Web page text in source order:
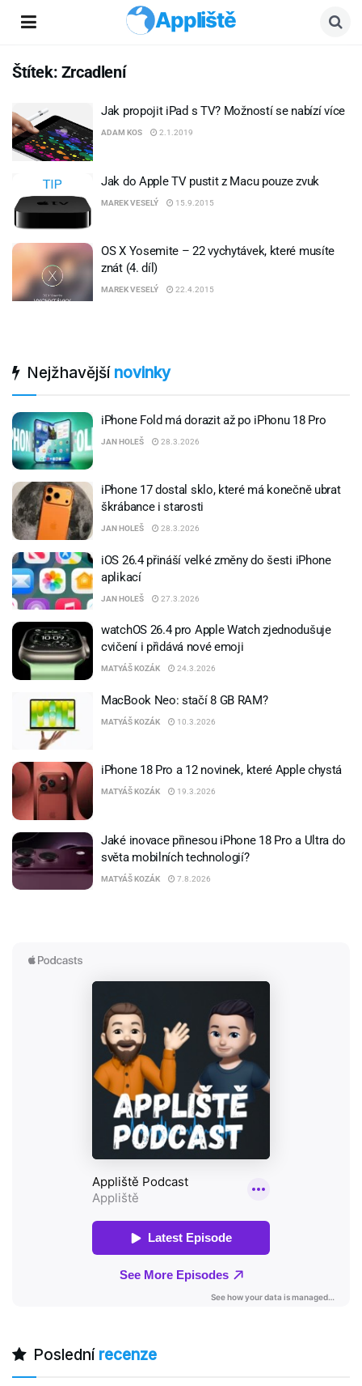
Appliště
Štítek: Zrcadlení
Jak propojit iPad s TV? Možností se nabízí více
ADAM KOS 2.1.2019
Jak do Apple TV pustit z Macu pouze zvuk
MAREK VESELÝ 15.9.2015
OS X Yosemite – 22 vychytávek, které musíte
znát (4. díl)
MAREK VESELÝ 22.4.2015
Nejžhavějšínovinky
iPhone Fold má dorazit až po iPhonu 18 Pro
JAN HOLEŠ 28.3.2026
iPhone 17 dostal sklo, které má konečně ubrat
škrábance i starosti
JAN HOLEŠ 28.3.2026
iOS 26.4 přináší velké změny do šesti iPhone
aplikací
JAN HOLEŠ 27.3.2026
watchOS 26.4 pro Apple Watch zjednodušuje
cvičení i přidává nové emoji
MATYÁŠ KOZÁK 24.3.2026
MacBook Neo: stačí 8 GB RAM?
MATYÁŠ KOZÁK 10.3.2026
iPhone 18 Pro a 12 novinek, které Apple chystá
MATYÁŠ KOZÁK 19.3.2026
Jaké inovace přinesou iPhone 18 Pro a Ultra do
světa mobilních technologií?
MATYÁŠ KOZÁK 7.8.2026
Poslední recenze